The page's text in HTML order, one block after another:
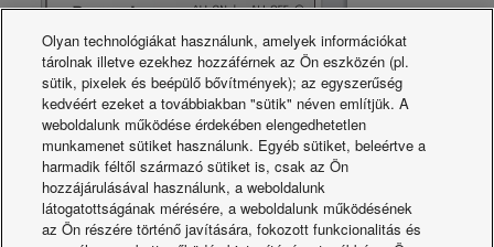
16 beltéri egység csoport vezérelhető.
Együttes vezérlés és önálló csoportos (egység)
vezérlés is lehetséges.
Legfeljebb 8 BE/KI kapcsoló vezérlő (4 fő, 4 mellék)
telepíthető egy kapcsolódási rendszerbe.
A működési állapot azonnal megállapítható.
Olyan technológiákat használunk, amelyek információkat
tárolnak illetve ezekhez hozzáférnek az Ön eszközén (pl.
sütik, pixelek és beépülő bővítmények); az egyszerűség
kedvéért ezeket a továbbiakban "sütik" néven említjük. A
weboldalunk működése érdekében elengedhetetlen
munkamenet sütiket használunk. Egyéb sütiket, beleértve a
harmadik féltől származó sütiket is, csak az Ön
hozzájárulásával használunk, a weboldalunk
látogatottságának mérésére, a weboldalunk működésének
az Ön részére történő javítására, fokozott funkcionalitás és